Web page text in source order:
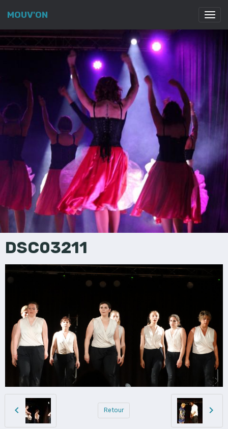
MOUV'ON
DSC03211
Retour